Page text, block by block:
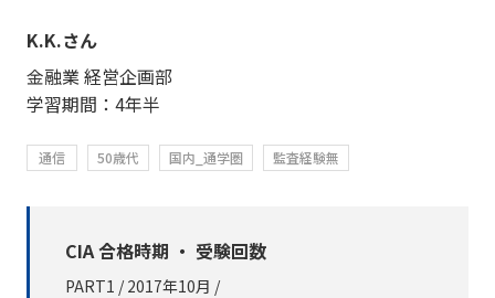
K.K.さん
金融業 経営企画部
学習期間：4年半
通信 50歳代 国内_通学圏 監査経験無
CIA 合格時期 ・ 受験回数
PART1 / 2017年10月 /